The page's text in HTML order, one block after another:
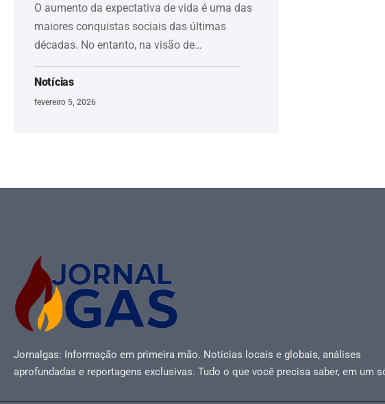
O aumento da expectativa de vida é uma das
maiores conquistas sociais das últimas
décadas. No entanto, na visão de…
Notícias
fevereiro 5, 2026
Jornalgas: Informação em primeira mão. Notícias locais e globais, análises
aprofundadas e reportagens exclusivas. Tudo o que você precisa saber, em um